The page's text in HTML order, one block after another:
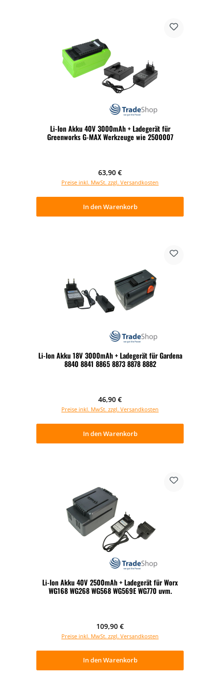
Li-Ion Akku 40V 3000mAh + Ladegerät für
Greenworks G-MAX Werkzeuge wie 2500007
Regulärer Preis:
63,90 €
Preise inkl. MwSt. zzgl. Versandkosten
In den Warenkorb
Li-Ion Akku 18V 3000mAh + Ladegerät für Gardena
8840 8841 8865 8873 8878 8882
Regulärer Preis:
46,90 €
Preise inkl. MwSt. zzgl. Versandkosten
In den Warenkorb
Li-Ion Akku 40V 2500mAh + Ladegerät für Worx
WG168 WG268 WG568 WG569E WG770 uvm.
Regulärer Preis:
109,90 €
Preise inkl. MwSt. zzgl. Versandkosten
In den Warenkorb